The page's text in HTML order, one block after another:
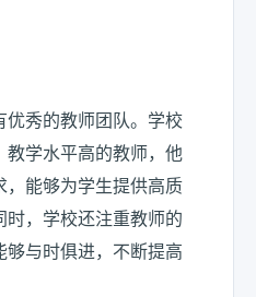
优秀的教师团队。学校
教学水平高的教师，他
，能够为学生提供高质
时，学校还注重教师的
够与时俱进，不断提高